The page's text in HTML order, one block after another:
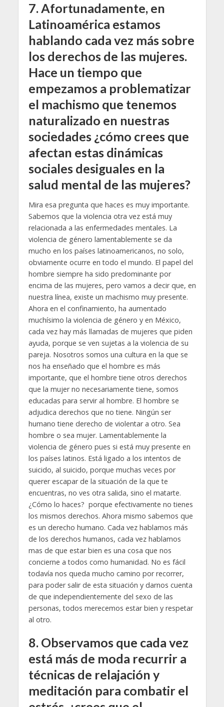
7. Afortunadamente, en
Latinoamérica estamos
hablando cada vez más sobre
los derechos de las mujeres.
Hace un tiempo que
empezamos a problematizar
el machismo que tenemos
naturalizado en nuestras
sociedades ¿cómo crees que
afectan estas dinámicas
sociales desiguales en la
salud mental de las mujeres?
Mira esa pregunta que haces es muy importante.
Sabemos que la violencia otra vez está muy
relacionada a las enfermedades mentales. La
violencia de género lamentablemente se da
mucho en los países latinoamericanos, no solo,
obviamente ocurre en todo el mundo. El papel del
hombre siempre ha sido predominante por
encima de las mujeres, pero vamos a decir que, en
nuestra línea, existe un machismo muy presente.
Ahora en el confinamiento, ha aumentado
muchísimo la violencia de género y en México,
cada vez hay más llamadas de mujeres que piden
ayuda, porque se ven sujetas a la violencia de su
pareja. Nosotros somos una cultura en la que se
nos ha enseñado que el hombre es más
importante, que el hombre tiene otros derechos
que la mujer no necesariamente tiene, somos
educadas para servir al hombre. El hombre se
adjudica derechos que no tiene. Ningún ser
humano tiene derecho de violentar a otro. Sea
hombre o sea mujer. Lamentablemente la
violencia de género pues si está muy presente en
los países latinos. Está ligado a los intentos de
suicido, al suicido, porque muchas veces por
querer escapar de la situación de la que te
encuentras, no ves otra salida, sino el matarte.
¿Cómo lo haces? porque efectivamente no tienes
los mismos derechos. Ahora mismo sabemos que
es un derecho humano. Cada vez hablamos más
de los derechos humanos, cada vez hablamos
mas de que estar bien es una cosa que nos
concierne a todos como humanidad. No es fácil
todavía nos queda mucho camino por recorrer,
para poder salir de esta situación y darnos cuenta
de que independientemente del sexo de las
personas, todos merecemos estar bien y respetar
al otro.
8. Observamos que cada vez
está más de moda recurrir a
técnicas de relajación y
meditación para combatir el